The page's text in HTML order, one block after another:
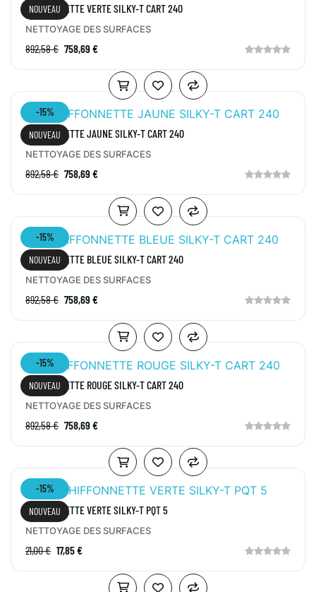
NOUVEAU
CHIFFONNETTE VERTE SILKY-T CART 240
NETTOYAGE DES SURFACES
892,58 € 758,69 €
-15%
NOUVEAU
CHIFFONNETTE JAUNE SILKY-T CART 240
NETTOYAGE DES SURFACES
892,58 € 758,69 €
-15%
NOUVEAU
CHIFFONNETTE BLEUE SILKY-T CART 240
NETTOYAGE DES SURFACES
892,58 € 758,69 €
-15%
NOUVEAU
CHIFFONNETTE ROUGE SILKY-T CART 240
NETTOYAGE DES SURFACES
892,58 € 758,69 €
-15%
NOUVEAU
CHIFFONNETTE VERTE SILKY-T PQT 5
NETTOYAGE DES SURFACES
21,00 € 17,85 €